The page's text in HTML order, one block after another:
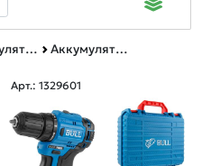
техника Аккумуляторные дрели-шуруповерты
Арт.: 1329601